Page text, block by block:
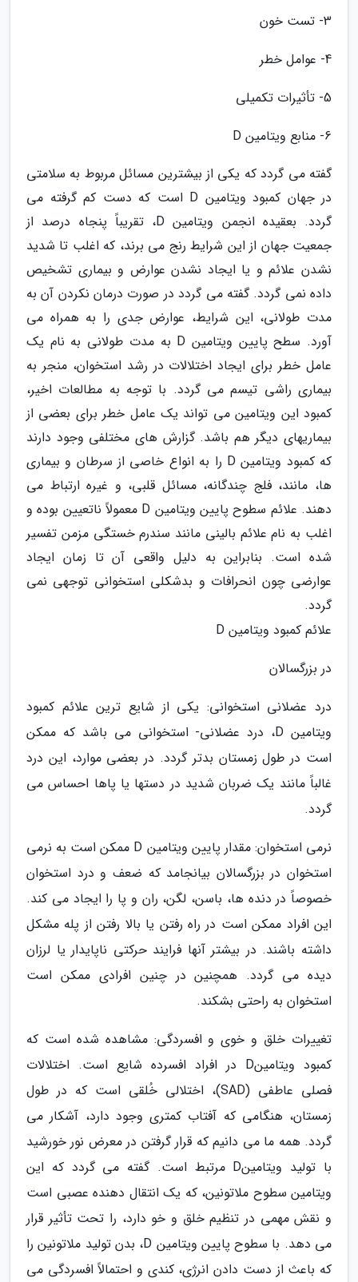
3- تست خون
4- عوامل خطر
5- تأثیرات تکمیلی
6- منابع ویتامین D
گفته می گردد که یکی از بیشترین مسائل مربوط به سلامتی
در جهان کمبود ویتامین D است که دست کم گرفته می
گردد. بعقیده انجمن ویتامین D، تقریباً پنجاه درصد از
جمعیت جهان از این شرایط رنج می برند، که اغلب تا شدید
نشدن علائم و یا ایجاد نشدن عوارض و بیماری تشخیص
داده نمی گردد. گفته می گردد در صورت درمان نکردن آن به
مدت طولانی، این شرایط، عوارض جدی را به همراه می
آورد. سطح پایین ویتامین D به مدت طولانی به نام یک
عامل خطر برای ایجاد اختلالات در رشد استخوان، منجر به
بیماری راشی تیسم می گردد. با توجه به مطالعات اخیر،
کمبود این ویتامین می تواند یک عامل خطر برای بعضی از
بیماریهای دیگر هم باشد. گزارش های مختلفی وجود دارند
که کمبود ویتامین D را به انواع خاصی از سرطان و بیماری
ها، مانند، فلج چندگانه، مسائل قلبی، و غیره ارتباط می
دهند. علائم سطوح پایین ویتامین D معمولاً ناتعیین بوده و
اغلب به نام علائم بالینی مانند سندرم خستگی مزمن تفسیر
شده است. بنابراین به دلیل واقعی آن تا زمان ایجاد
عوارضی چون انحرافات و بدشکلی استخوانی توجهی نمی
گردد.
علائم کمبود ویتامین D
در بزرگسالان
درد عضلانی استخوانی: یکی از شایع ترین علائم کمبود
ویتامین D، درد عضلانی- استخوانی می باشد که ممکن
است در طول زمستان بدتر گردد. در بعضی موارد، این درد
غالباً مانند یک ضربان شدید در دستها یا پاها احساس می
گردد.
نرمی استخوان: مقدار پایین ویتامین D ممکن است به نرمی
استخوان در بزرگسالان بیانجامد که ضعف و درد استخوان
خصوصاً در دنده ها، باسن، لگن، ران و پا را ایجاد می کند.
این افراد ممکن است در راه رفتن یا بالا رفتن از پله مشکل
داشته باشند. در بیشتر آنها فرایند حرکتی ناپایدار یا لرزان
دیده می گردد. همچنین در چنین افرادی ممکن است
استخوان به راحتی بشکند.
تغییرات خلق و خوی و افسردگی: مشاهده شده است که
کمبود ویتامینD در افراد افسرده شایع است. اختلالات
فصلی عاطفی (SAD)، اختلالی خُلقی است که در طول
زمستان، هنگامی که آفتاب کمتری وجود دارد، آشکار می
گردد. همه ما می دانیم که قرار گرفتن در معرض نور خورشید
با تولید ویتامینD مرتبط است. گفته می گردد که این
ویتامین سطوح ملاتونین، که یک انتقال دهنده عصبی است
و نقش مهمی در تنظیم خلق و خو دارد، را تحت تأثیر قرار
می دهد. با سطوح پایین ویتامین D، بدن تولید ملاتونین را
که باعث از دست دادن انرژی، کندی و احتمالاً افسردگی می